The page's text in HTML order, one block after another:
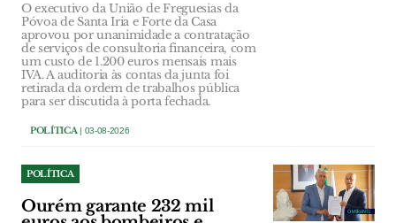
O executivo da União de Freguesias da
Póvoa de Santa Iria e Forte da Casa
aprovou por unanimidade a contratação
de serviços de consultoria financeira, com
um custo de 1.200 euros mensais mais
IVA. A auditoria às contas da junta foi
retirada da ordem de trabalhos pública
para ser discutida à porta fechada.
POLÍTICA | 03-08-2026
POLÍTICA
Ourém garante 232 mil